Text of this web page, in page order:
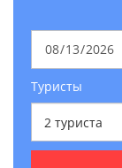
Туристы
2 туриста